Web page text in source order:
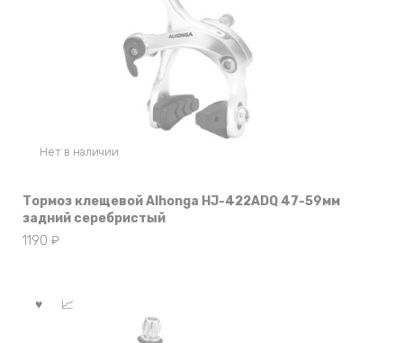
Нет в наличии
Тормоз клещевой Alhonga HJ-422ADQ 47-59мм
задний серебристый
1190 ₽